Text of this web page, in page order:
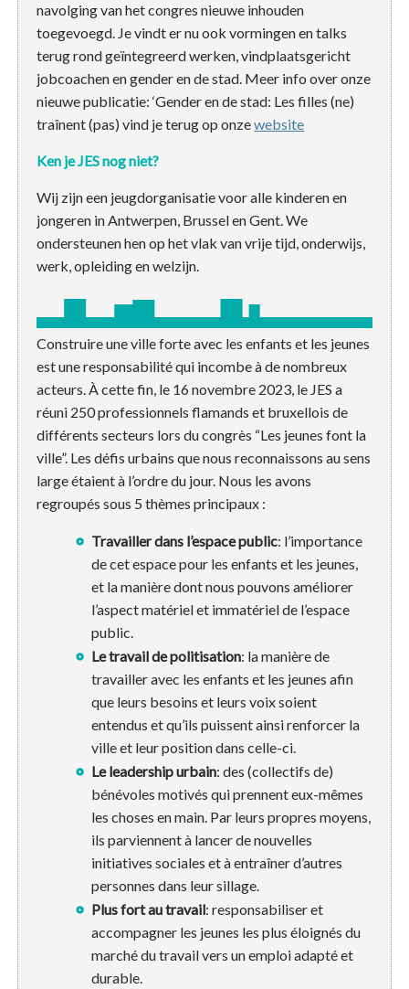
navolging van het congres nieuwe inhouden
toegevoegd. Je vindt er nu ook vormingen en talks
terug rond geïntegreerd werken, vindplaatsgericht
jobcoachen en gender en de stad. Meer info over onze
nieuwe publicatie: ‘Gender en de stad: Les filles (ne)
traînent (pas) vind je terug op onzewebsite
Ken je JES nog niet?
Wij zijn een jeugdorganisatie voor alle kinderen en
jongeren in Antwerpen, Brussel en Gent. We
ondersteunen hen op het vlak van vrije tijd, onderwijs,
werk, opleiding en welzijn.
Construire une ville forte avec les enfants et les jeunes
est une responsabilité qui incombe à de nombreux
acteurs. À cette fin, le 16 novembre 2023, le JES a
réuni 250 professionnels flamands et bruxellois de
différents secteurs lors du congrès “Les jeunes font la
ville”. Les défis urbains que nous reconnaissons au sens
large étaient à l’ordre du jour. Nous les avons
regroupés sous 5 thèmes principaux :
Travailler dans l’espace public: l’importance
de cet espace pour les enfants et les jeunes,
et la manière dont nous pouvons améliorer
l’aspect matériel et immatériel de l’espace
public.
Le travail de politisation: la manière de
travailler avec les enfants et les jeunes afin
que leurs besoins et leurs voix soient
entendus et qu’ils puissent ainsi renforcer la
ville et leur position dans celle-ci.
Le leadership urbain: des (collectifs de)
bénévoles motivés qui prennent eux-mêmes
les choses en main. Par leurs propres moyens,
ils parviennent à lancer de nouvelles
initiatives sociales et à entraîner d’autres
personnes dans leur sillage.
Plus fort au travail: responsabiliser et
accompagner les jeunes les plus éloignés du
marché du travail vers un emploi adapté et
durable.